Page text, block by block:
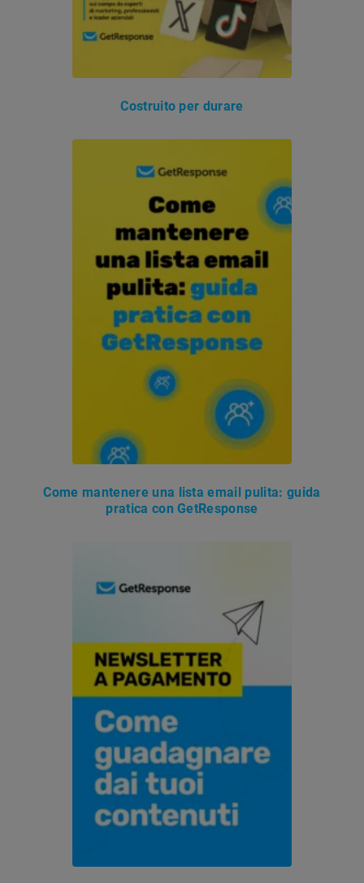
Costruito per durare
Come mantenere una lista email pulita: guida
pratica con GetResponse